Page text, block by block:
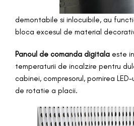
demontabile si inlocuibile, au
bloca excesul de material
Panoul de comanda digitala este
temperaturii de incalzire pentru
cabinei, compresorul, pornirea
de rotatie a placii.